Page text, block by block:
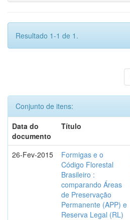
Resultado 1-1 de 1.
Conjunto de itens:
Data do
documento
Título
26-Fev-2015
Formigas e o
Código Florestal
Brasileiro :
comparando Áreas
de Preservação
Permanente (APP) e
Reserva Legal (RL)